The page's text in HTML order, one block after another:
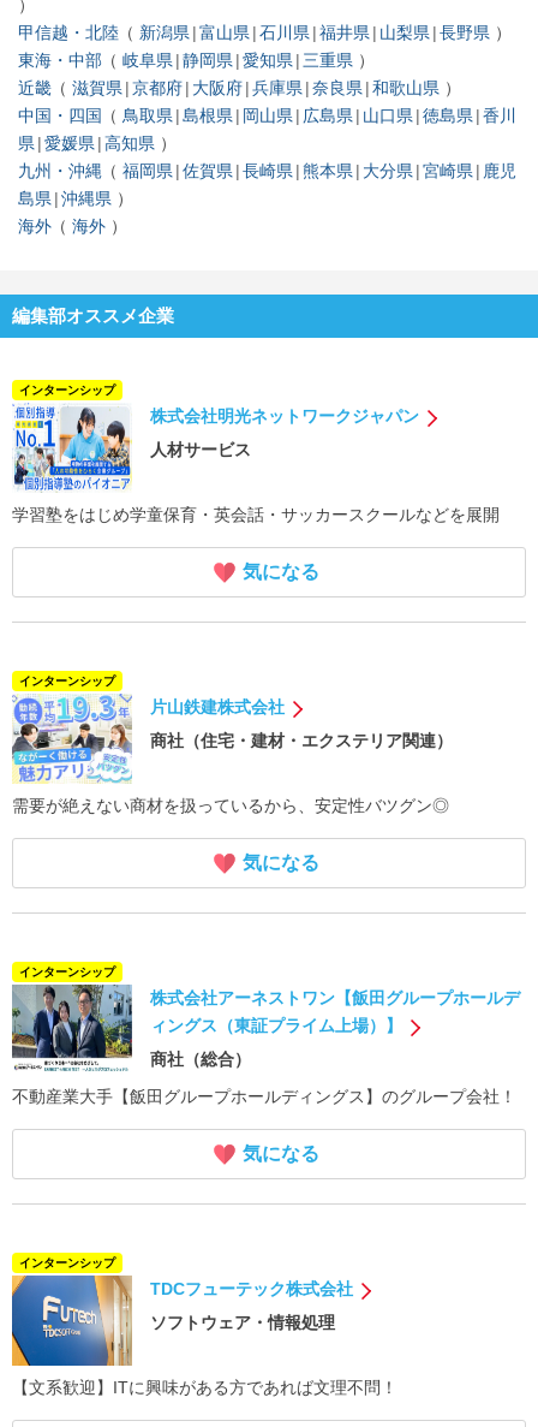
甲信越・北陸 新潟県 富山県 石川県 福井県 山梨県 長野県
東海・中部
岐阜県 静岡県 愛知県 三重県
近畿
滋賀県 京都府 大阪府 兵庫県 奈良県 和歌山県
中国・四国
鳥取県 島根県 岡山県 広島県 山口県 徳島県 香川
県 愛媛県 高知県
九州・沖縄
福岡県 佐賀県 長崎県 熊本県 大分県 宮崎県 鹿児
島県 沖縄県
海外
海外
編集部オススメ企業
インターンシップ
株式会社明光ネットワークジャパン
人材サービス
学習塾をはじめ学童保育・英会話・サッカースクールなどを展開
気になる
インターンシップ
片山鉄建株式会社
商社（住宅・建材・エクステリア関連）
需要が絶えない商材を扱っているから、安定性バツグン◎
気になる
インターンシップ
株式会社アーネストワン【飯田グループホールデ
ィングス（東証プライム上場）】
商社（総合）
不動産業大手【飯田グループホールディングス】のグループ会社！
気になる
インターンシップ
TDCフューテック株式会社
ソフトウェア・情報処理
【文系歓迎】ITに興味がある方であれば文理不問！